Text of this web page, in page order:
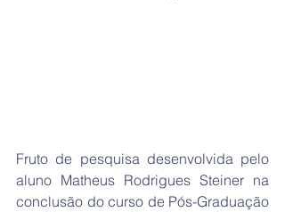
Fruto de pesquisa desenvolvida pelo
aluno Matheus Rodrigues Steiner na
conclusão do curso de Pós-Graduação